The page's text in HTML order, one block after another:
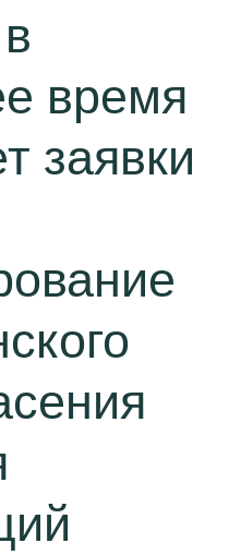
время
заявки